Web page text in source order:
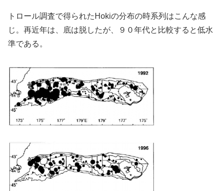
トロール調査で得られたHokiの分布の時系列はこんな感
じ。再近年は、底は脱したが、９０年代と比較すると低水
準である。